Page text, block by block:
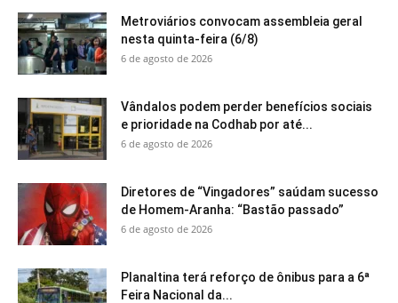
Metroviários convocam assembleia geral
nesta quinta-feira (6/8)
6 de agosto de 2026
Vândalos podem perder benefícios sociais
e prioridade na Codhab por até...
6 de agosto de 2026
Diretores de “Vingadores” saúdam sucesso
de Homem-Aranha: “Bastão passado”
6 de agosto de 2026
Planaltina terá reforço de ônibus para a 6ª
Feira Nacional da...